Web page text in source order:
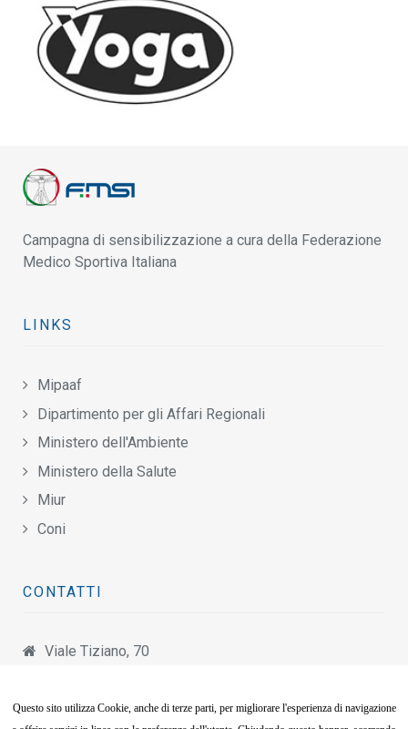
Campagna di sensibilizzazione a cura della Federazione
Medico Sportiva Italiana
LINKS
Mipaaf
Dipartimento per gli Affari Regionali
Ministero dell'Ambiente
Ministero della Salute
Miur
Coni
CONTATTI
Viale Tiziano, 70
06.8797.4900
Questo sito utilizza Cookie, anche di terze parti, per migliorare l'esperienza di navigazione